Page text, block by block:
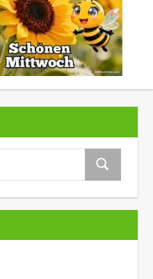
Suche